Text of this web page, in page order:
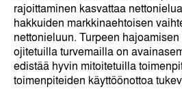
rajoittaminen kasvattaa
hakkuiden markkinaehtoisen
nettonieluun. Turpeen
ojitetuilla turvemailla on
edistää hyvin mitoitetuilla
toimenpiteiden käyttöönottoa